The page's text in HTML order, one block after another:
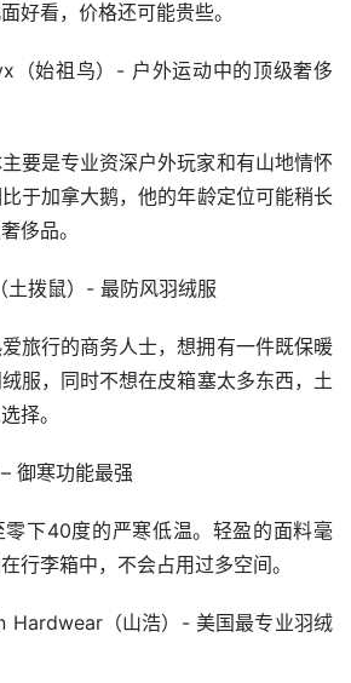
好看，价格还可能贵些。
始祖鸟）- 户外运动中的顶级奢侈
是专业资深户外玩家和有山地情怀
于加拿大鹅，他的年龄定位可能稍长
侈品。
拨鼠）- 最防风羽绒服
行的商务人士，想拥有一件既保暖
服，同时不想在皮箱塞太多东西，土
择。
寒功能最强
下40度的严寒低温。轻盈的面料毫
行李箱中，不会占用过多空间。
（山浩）- 美国最专业羽绒